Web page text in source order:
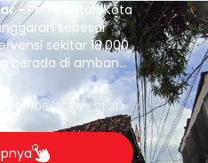
- Pemerintah Kota
sebesar
sekitar 18.000
berada di ambang
ini diambil
berada pada
agar tidak
08/06/2026 - 21:31